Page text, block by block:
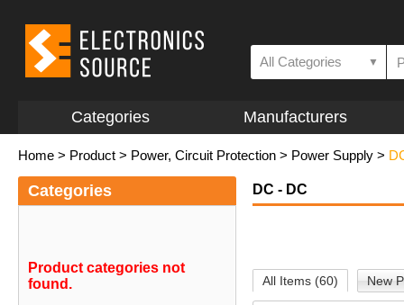
All Categories ▼
Categories Manufacturers
Home > Product > Power, Circuit Protection > Power Supply >
Categories
Product categories not
found.
DC - DC
All Items (60) New